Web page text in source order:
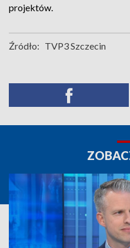
projektów.
Źródło: TVP3 Szczecin